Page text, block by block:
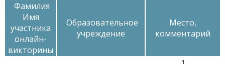
Фамилия
Имя
участника
онлайн-
викторины
Образовательное
учреждение
Место,
комментарий